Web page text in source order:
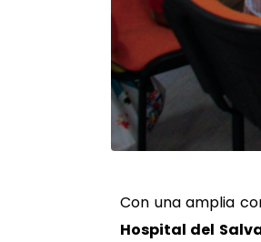
Con una amplia
Hospital del